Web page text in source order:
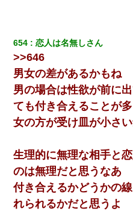
日曜日、会社の窓を見ると同僚
じゃ？）→俺電話「今何してん
と！」俺「会社にいない？」→
【画像】女の子「お母さん！！
選ばれたの！絶対見に来てね！
（は？）
私は家が貧しくて、手に職をつ
卒業を控えた年の1月末、車に
654 恋人は名無しさん
>>646
男女の差があるかもね
男の場合は性欲が前に
ても付き合えることが
女の方が受け皿が小さ
生理的に無理な相手と
のは無理だと思うなあ
付き合えるかどうかの
れられるかだと思うよ